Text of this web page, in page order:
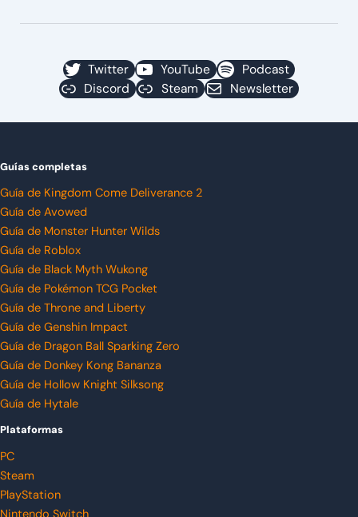
Twitter YouTube
Podcast
Discord
Steam Newsletter
Guías completas
Guía de Kingdom Come Deliverance 2
Guía de Avowed
Guía de Monster Hunter Wilds
Guía de Roblox
Guía de Black Myth Wukong
Guía de Pokémon TCG Pocket
Guía de Throne and Liberty
Guía de Genshin Impact
Guía de Dragon Ball Sparking Zero
Guía de Donkey Kong Bananza
Guía de Hollow Knight Silksong
Guía de Hytale
Plataformas
PC
Steam
PlayStation